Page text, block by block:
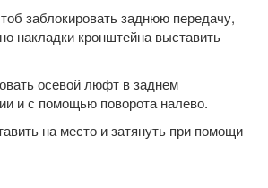
заблокировать заднюю передачу,
накладки кронштейна выставить
осевой люфт в заднем
и с помощью поворота налево.
на место и затянуть при помощи